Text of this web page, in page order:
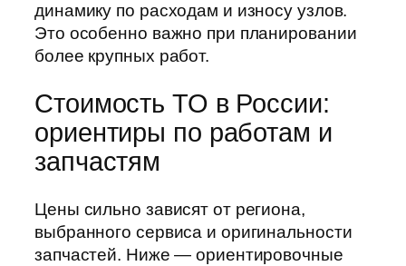
динамику по расходам и износу узлов.
Это особенно важно при планировании
более крупных работ.
Стоимость ТО в России:
ориентиры по работам и
запчастям
Цены сильно зависят от региона,
выбранного сервиса и оригинальности
запчастей. Ниже — ориентировочные